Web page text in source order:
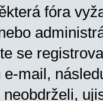
fóra
se
mail,